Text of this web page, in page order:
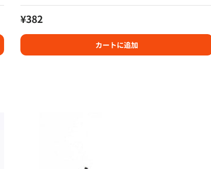
定価
¥382
カートに追加